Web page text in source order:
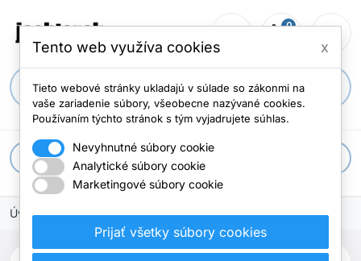
person_outline shopping_cart
0
Početmenu
apps Všetky kategórie
Úvodná stránka Oblečenie Tričká
Tento web využíva cookies x
Tieto webové stránky ukladajú v súlade so zákonmi na
vaše zariadenie súbory, všeobecne nazývané cookies.
Používaním týchto stránok s tým vyjadrujete súhlas.
Nevyhnutné súbory cookie
Analytické súbory cookie
Marketingové súbory cookie
Prijať všetky súbory cookies